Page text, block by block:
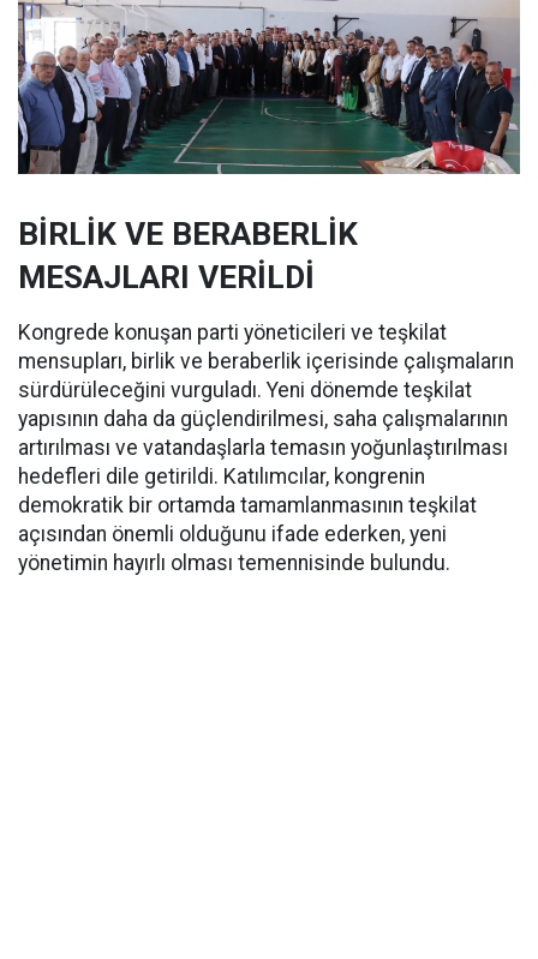
BİRLİK VE BERABERLİK
MESAJLARI VERİLDİ
Kongrede konuşan parti yöneticileri ve teşkilat
mensupları, birlik ve beraberlik içerisinde çalışmaların
sürdürüleceğini vurguladı. Yeni dönemde teşkilat
yapısının daha da güçlendirilmesi, saha çalışmalarının
artırılması ve vatandaşlarla temasın yoğunlaştırılması
hedefleri dile getirildi. Katılımcılar, kongrenin
demokratik bir ortamda tamamlanmasının teşkilat
açısından önemli olduğunu ifade ederken, yeni
yönetimin hayırlı olması temennisinde bulundu.